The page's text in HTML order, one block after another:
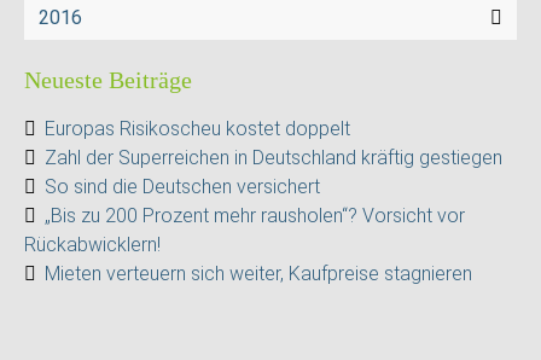
2016
Neueste Beiträge
Europas Risikoscheu kostet doppelt
Zahl der Superreichen in Deutschland kräftig gestiegen
So sind die Deutschen versichert
„Bis zu 200 Prozent mehr rausholen“? Vorsicht vor
Rückabwicklern!
Mieten verteuern sich weiter, Kaufpreise stagnieren